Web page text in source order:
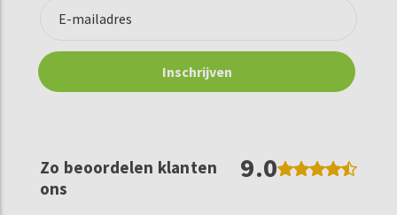
Zo beoordelen klanten
ons
9.0